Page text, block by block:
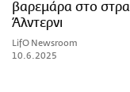
βαρεμάρα στο
Άλντερνι
LifO Newsroom
10.6.2025